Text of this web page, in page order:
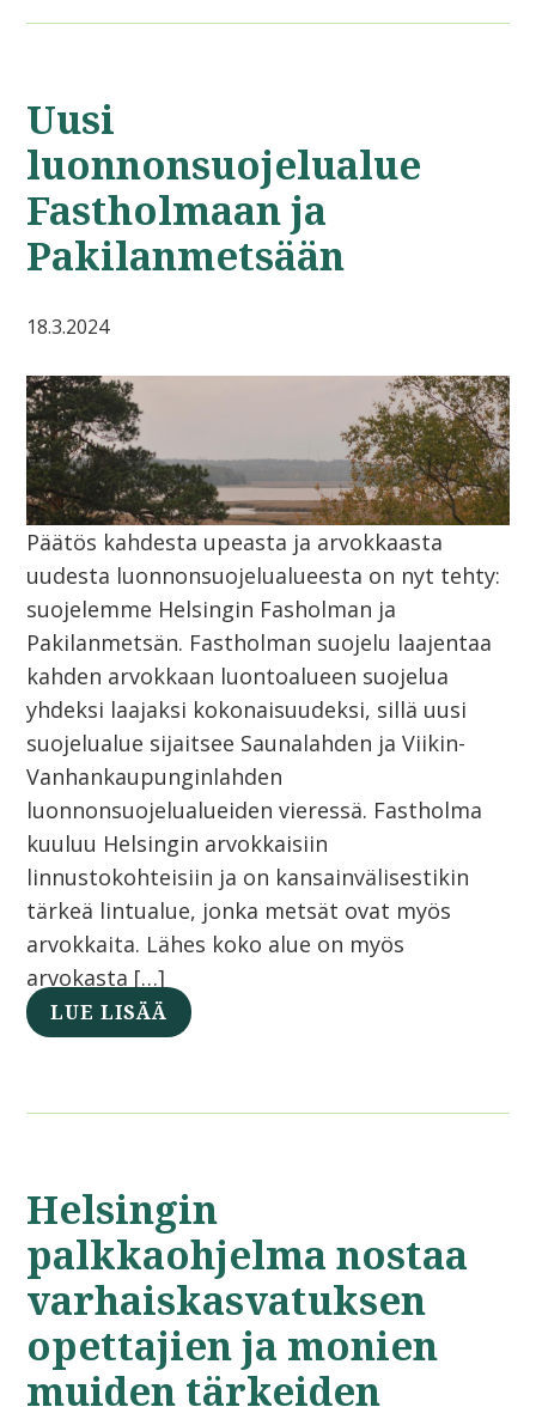
Uusi
luonnonsuojelualue
Fastholmaan ja
Pakilanmetsään
18.3.2024
Päätös kahdesta upeasta ja arvokkaasta
uudesta luonnonsuojelualueesta on nyt tehty:
suojelemme Helsingin Fasholman ja
Pakilanmetsän. Fastholman suojelu laajentaa
kahden arvokkaan luontoalueen suojelua
yhdeksi laajaksi kokonaisuudeksi, sillä uusi
suojelualue sijaitsee Saunalahden ja Viikin-
Vanhankaupunginlahden
luonnonsuojelualueiden vieressä. Fastholma
kuuluu Helsingin arvokkaisiin
linnustokohteisiin ja on kansainvälisestikin
tärkeä lintualue, jonka metsät ovat myös
arvokkaita. Lähes koko alue on myös
arvokasta […]
LUE LISÄÄ
Helsingin
palkkaohjelma nostaa
varhaiskasvatuksen
opettajien ja monien
muiden tärkeiden